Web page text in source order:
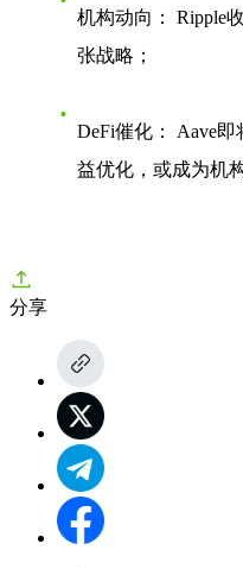
机构动向：
Ripple
张战略；
DeFi催化：
Aave即
益优化，或成为机
分享